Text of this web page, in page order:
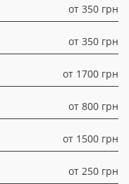
от 350 грн
от 350 грн
от 1700 грн
от 800 грн
от 1500 грн
от 250 грн